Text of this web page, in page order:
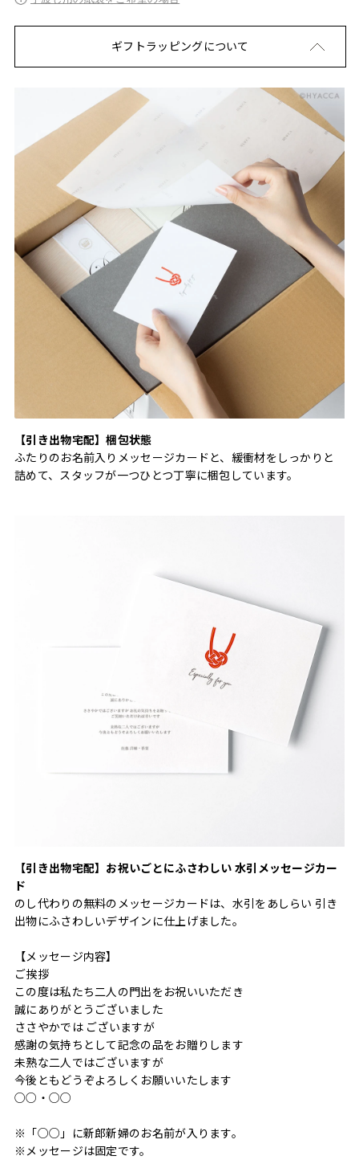
ギフトラッピングについて
【引き出物宅配】梱包状態
ふたりのお名前入りメッセージカードと、緩衝材をしっかりと
詰めて、スタッフが一つひとつ丁寧に梱包しています。
【引き出物宅配】お祝いごとにふさわしい 水引メッセージカー
ド
のし代わりの無料のメッセージカードは、水引をあしらい 引き
出物にふさわしいデザインに仕上げました。
【メッセージ内容】
ご挨拶
この度は私たち二人の門出をお祝いいただき
誠にありがとうございました
ささやかでは ございますが
感謝の気持ちとして記念の品をお贈りします
未熟な二人ではございますが
今後ともどうぞよろしくお願いいたします
○○・○○
※「○○」に新郎新婦のお名前が入ります。
※メッセージは固定です。